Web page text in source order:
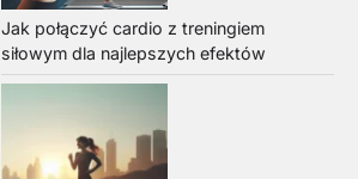
Jak połączyć cardio z treningiem
siłowym dla najlepszych efektów